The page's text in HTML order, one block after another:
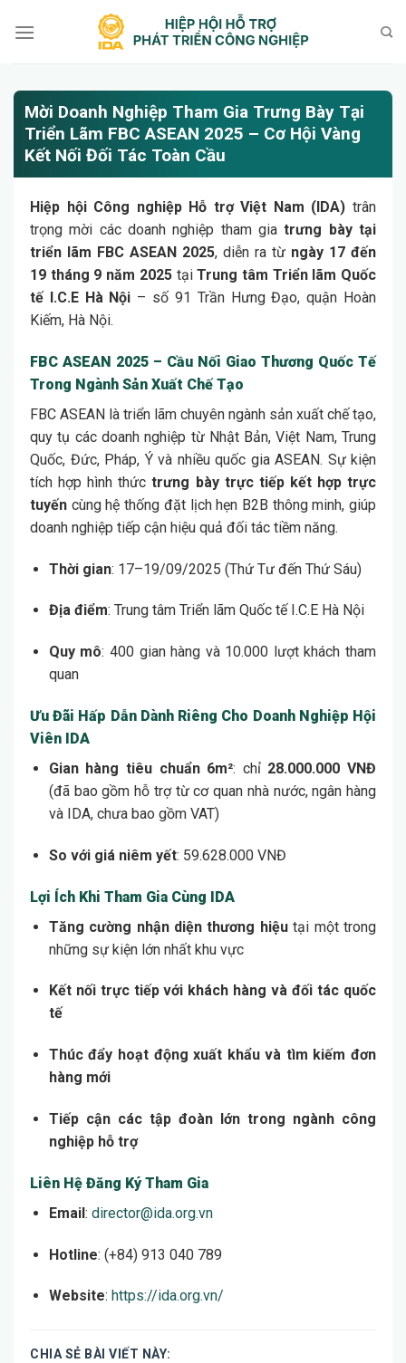
qua
Mời Doanh Nghiệp Tham Gia Trưng Bày Tại
Triển Lãm FBC ASEAN 2025 – Cơ Hội Vàng
Kết Nối Đối Tác Toàn Cầu
Hiệp hội Công nghiệp Hỗ trợ Việt Nam (IDA) trân
trọng mời các doanh nghiệp tham giatrưng bày tại
triển lãm FBC ASEAN 2025, diễn ra từ ngày 17 đến
19 tháng 9 năm 2025tạiTrung tâm Triển lãm Quốc
tế I.C.E Hà Nội – số 91 Trần Hưng Đạo, quận Hoàn
Kiếm, Hà Nội.
FBC ASEAN 2025 – Cầu Nối Giao Thương Quốc Tế
Trong Ngành Sản Xuất Chế Tạo
FBC ASEAN là triển lãm chuyên ngành sản xuất chế tạo,
quy tụ các doanh nghiệp từ Nhật Bản, Việt Nam, Trung
Quốc, Đức, Pháp, Ý và nhiều quốc gia ASEAN. Sự kiện
tích hợp hình thứctrưng bày trực tiếp kết hợp trực
tuyến cùng hệ thống đặt lịch hẹn B2B thông minh, giúp
doanh nghiệp tiếp cận hiệu quả đối tác tiềm năng.
Thời gian: 17–19/09/2025 (Thứ Tư đến Thứ Sáu)
Địa điểm: Trung tâm Triển lãm Quốc tế I.C.E Hà Nội
Quy mô: 400 gian hàng và 10.000 lượt khách tham
quan
Ưu Đãi Hấp Dẫn Dành Riêng Cho Doanh Nghiệp Hội
Viên IDA
Gian hàng tiêu chuẩn 6m²: chỉ 28.000.000 VNĐ
(đã bao gồm hỗ trợ từ cơ quan nhà nước, ngân hàng
và IDA, chưa bao gồm VAT)
So với giá niêm yết: 59.628.000 VNĐ
Lợi Ích Khi Tham Gia Cùng IDA
Tăng cường nhận diện thương hiệutại một trong
những sự kiện lớn nhất khu vực
Kết nối trực tiếp với khách hàng và đối tác quốc
tế
Thúc đẩy hoạt động xuất khẩu và tìm kiếm đơn
hàng mới
Tiếp cận các tập đoàn lớn trong ngành công
nghiệp hỗ trợ
Liên Hệ Đăng Ký Tham Gia
Email: director@ida.org.vn
Hotline: (+84) 913 040 789
Website: https://ida.org.vn/
CHIA SẺ BÀI VIẾT NÀY: